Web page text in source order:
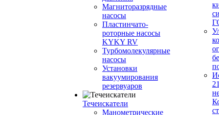
Магниторазрядные
насосы
Пластинчато-
роторные насосы
KYKY RV
Турбомолекулярные
насосы
Установки
вакуумирования
резервуаров
Течеискатели
Манометрические